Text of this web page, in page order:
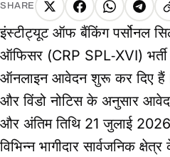
SHARE
X FacebookWhatsApp
इंस्टीट्यूट ऑफ बैंकिंग पर्सोनल
ऑफिसर (CRP SPL‑XVI)
ऑनलाइन आवेदन शुरू कर दिए
और विंडो नोटिस के अनुसार
और अंतिम तिथि 21 जुलाई
विभिन्न भागीदार सार्वजनिक